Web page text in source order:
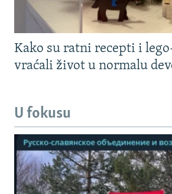
Kako su ratni recepti i
vraćali život u normalu
U fokusu